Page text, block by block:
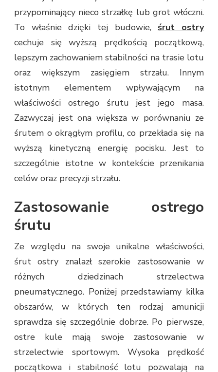
przypominający nieco strzałkę lub grot włóczni.
To właśnie dzięki tej budowie, śrut ostry
cechuje się wyższą prędkością początkową,
lepszym zachowaniem stabilności na trasie lotu
oraz większym zasięgiem strzału. Innym
istotnym elementem wpływającym na
właściwości ostrego śrutu jest jego masa.
Zazwyczaj jest ona większa w porównaniu ze
śrutem o okrągłym profilu, co przekłada się na
wyższą kinetyczną energię pocisku. Jest to
szczególnie istotne w kontekście przenikania
celów oraz precyzji strzału.
Zastosowanie ostrego
śrutu
Ze względu na swoje unikalne właściwości,
śrut ostry znalazł szerokie zastosowanie w
różnych dziedzinach strzelectwa
pneumatycznego. Poniżej przedstawiamy kilka
obszarów, w których ten rodzaj amunicji
sprawdza się szczególnie dobrze. Po pierwsze,
ostre kule mają swoje zastosowanie w
strzelectwie sportowym. Wysoka prędkość
początkowa i stabilność lotu pozwalają na